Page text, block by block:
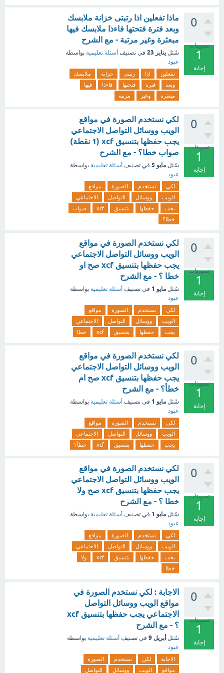
0
تصويتات
1
إجابة
ماذا تفعلين اذا رتبتى خزانة ملابسك
وبعد فترة فتحتها فاءذا ملابسك فيها
مبعثرة وغير مرتبة - مع الشرح
سُئل يناير 23 في تصنيف أسئلة تعليمية بواسطة
عبود
تفعلين اذا رتبتى خزانة
ملابسك
وبعد
فترة فتحتها فاءذا
فيها
مبعثرة
وغير مرتبة
0
تصويتات
1
إجابة
لكي نستخدم الصورة في مواقع
الويب ووسائل التواصل الاجتماعي
يجب حفظها بتنسيق xcf (1 نقطة)
صواب خطا؟ - مع الشرح
سُئل مايو 5 في تصنيف أسئلة تعليمية بواسطة
عبود
لكي نستخدم الصورة
مواقع
الويب
ووسائل التواصل
الاجتماعي
يجب
حفظها بتنسيق xcf
صواب
خطا؟
0
تصويتات
1
إجابة
لكي نستخدم الصورة في مواقع
الويب ووسائل التواصل الاجتماعي
يجب حفظها بتنسيق xcf صح او
خطا ؟ - مع الشرح
سُئل مايو 1 في تصنيف أسئلة تعليمية بواسطة
عبود
لكي نستخدم الصورة
مواقع
الويب
ووسائل التواصل
الاجتماعي
يجب
حفظها بتنسيق xcf خطا
0
تصويتات
1
إجابة
لكي نستخدم الصورة في مواقع
الويب ووسائل التواصل الاجتماعي
يجب حفظها بتنسيق xcf صح ام
خطأ؟ - مع الشرح
سُئل مايو 1 في تصنيف أسئلة تعليمية بواسطة
عبود
لكي نستخدم الصورة
مواقع
الويب
ووسائل التواصل
الاجتماعي
يجب
حفظها بتنسيق xcf خطأ؟
0
تصويتات
1
إجابة
لكي نستخدم الصورة في مواقع
الويب ووسائل التواصل الاجتماعي
يجب حفظها بتنسيق xcf صح ولا
خطا ؟ - مع الشرح
سُئل مايو 1 في تصنيف أسئلة تعليمية بواسطة
عبود
لكي نستخدم الصورة
مواقع
الويب
ووسائل التواصل
الاجتماعي
يجب
حفظها بتنسيق xcf
ولا
خطا
0
تصويتات
1
إجابة
الاجابة : لكي نستخدم الصورة في
مواقع الويب ووسائل التواصل
الاجتماعي يجب حفظها بتنسيق xcf
؟ - مع الشرح
سُئل أبريل 9 في تصنيف أسئلة تعليمية بواسطة
عبود
الاجابة لكي نستخدم
الصورة
مواقع
الويب ووسائل التواصل